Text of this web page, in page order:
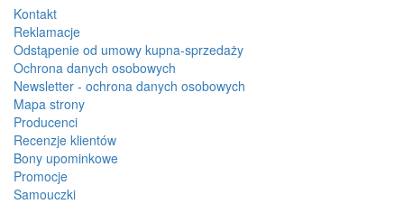
Kontakt
Reklamacje
Odstąpenie od umowy kupna-sprzedaży
Ochrona danych osobowych
Newsletter - ochrona danych osobowych
Mapa strony
Producenci
Recenzje klientów
Bony upominkowe
Promocje
Samouczki